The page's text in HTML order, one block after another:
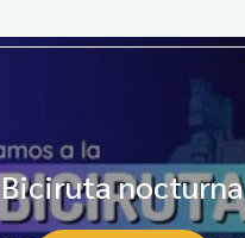
Biciruta nocturna